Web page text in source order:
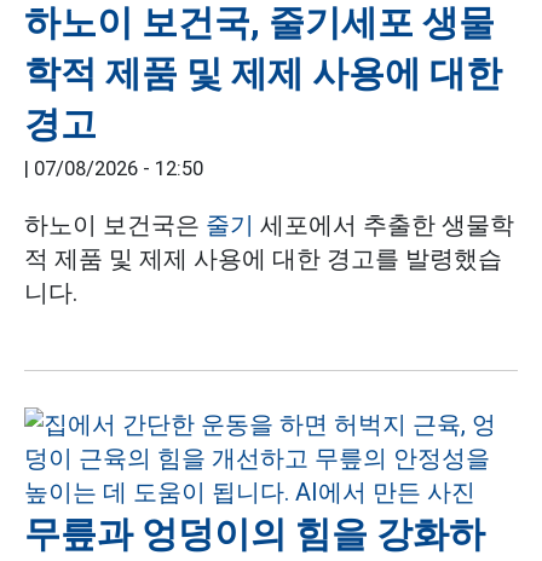
하노이 보건국, 줄기세포 생물
학적 제품 및 제제 사용에 대한
경고
| 07/08/2026 - 12:50
하노이 보건국은 줄기 세포에서 추출한 생물학
적 제품 및 제제 사용에 대한 경고를 발령했습
니다.
무릎과 엉덩이의 힘을 강화하